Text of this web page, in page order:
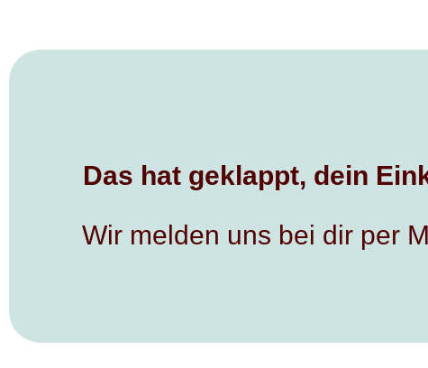
Das hat geklappt, dein
Wir melden uns bei dir per